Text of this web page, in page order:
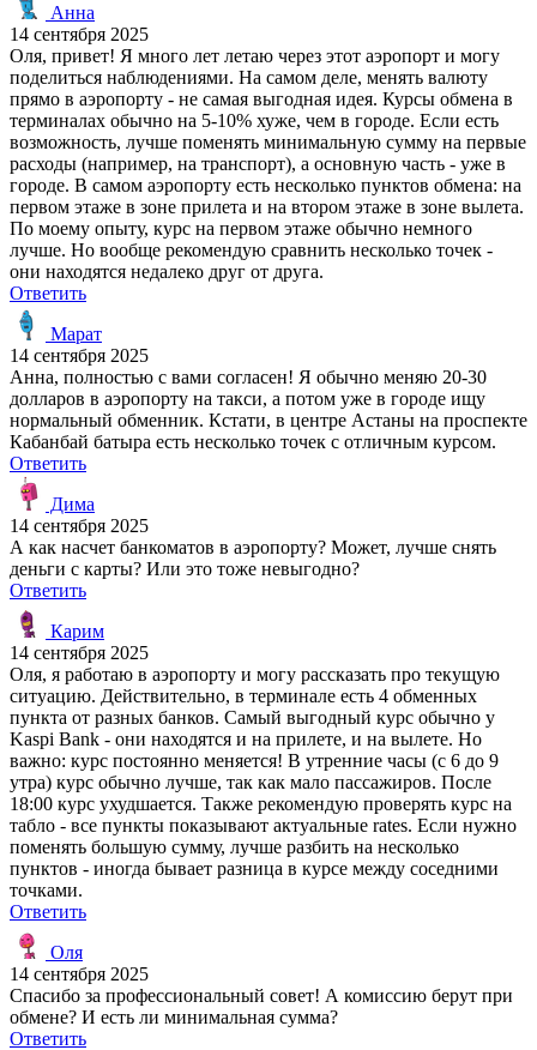
Анна
14 сентября 2025
Оля, привет! Я много лет летаю через этот аэропорт и могу
поделиться наблюдениями. На самом деле, менять валюту
прямо в аэропорту - не самая выгодная идея. Курсы обмена в
терминалах обычно на 5-10% хуже, чем в городе. Если есть
возможность, лучше поменять минимальную сумму на первые
расходы (например, на транспорт), а основную часть - уже в
городе. В самом аэропорту есть несколько пунктов обмена: на
первом этаже в зоне прилета и на втором этаже в зоне вылета.
По моему опыту, курс на первом этаже обычно немного
лучше. Но вообще рекомендую сравнить несколько точек -
они находятся недалеко друг от друга.
Ответить
Марат
14 сентября 2025
Анна, полностью с вами согласен! Я обычно меняю 20-30
долларов в аэропорту на такси, а потом уже в городе ищу
нормальный обменник. Кстати, в центре Астаны на проспекте
Кабанбай батыра есть несколько точек с отличным курсом.
Ответить
Дима
14 сентября 2025
А как насчет банкоматов в аэропорту? Может, лучше снять
деньги с карты? Или это тоже невыгодно?
Ответить
Карим
14 сентября 2025
Оля, я работаю в аэропорту и могу рассказать про текущую
ситуацию. Действительно, в терминале есть 4 обменных
пункта от разных банков. Самый выгодный курс обычно у
Kaspi Bank - они находятся и на прилете, и на вылете. Но
важно: курс постоянно меняется! В утренние часы (с 6 до 9
утра) курс обычно лучше, так как мало пассажиров. После
18:00 курс ухудшается. Также рекомендую проверять курс на
табло - все пункты показывают актуальные rates. Если нужно
поменять большую сумму, лучше разбить на несколько
пунктов - иногда бывает разница в курсе между соседними
точками.
Ответить
Оля
14 сентября 2025
Спасибо за профессиональный совет! А комиссию берут при
обмене? И есть ли минимальная сумма?
Ответить